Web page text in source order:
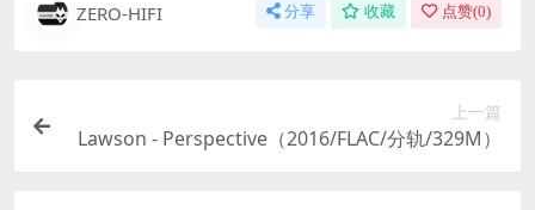
ZERO-HIFI 分享 收藏 点赞(0)
上一篇
Lawson - Perspective（2016/FLAC/分轨/329M）